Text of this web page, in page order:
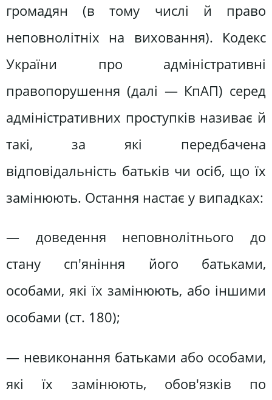
громадян (в тому числі й право
неповнолітніх на виховання). Кодекс
України про адміністративні
правопорушення (далі — КпАП) серед
адміністративних проступків називає й
такі, за які передбачена
відповідальність батьків чи осіб, що їх
замінюють. Остання настає у випадках:
— доведення неповнолітнього до
стану сп'яніння його батьками,
особами, які їх замінюють, або іншими
особами (ст. 180);
— невиконання батьками або особами,
які їх замінюють, обов'язків по